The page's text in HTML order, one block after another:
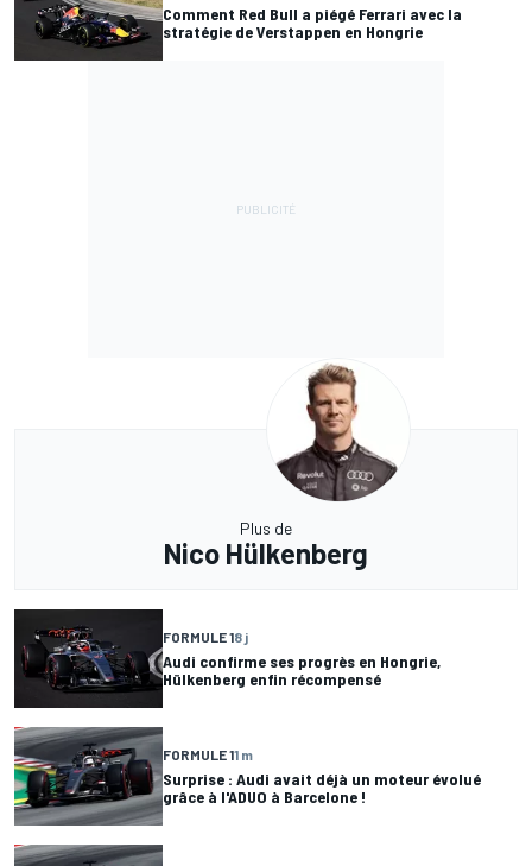
Comment Red Bull a piégé Ferrari avec la
stratégie de Verstappen en Hongrie
Plus de
Nico Hülkenberg
FORMULE 18 j
Audi confirme ses progrès en Hongrie,
Hülkenberg enfin récompensé
FORMULE 11 m
Surprise : Audi avait déjà un moteur évolué
grâce à l'ADUO à Barcelone !